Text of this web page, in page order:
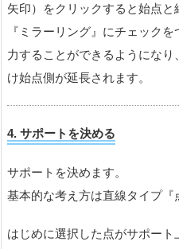
矢印）をクリックすると始点と
『ミラーリング』にチェック
力することができるようにな
け始点側が延長されます。
4. サポートを決める
サポートを決めます。
基本的な考え方は直線タイプ『
はじめに選択した点がサポー